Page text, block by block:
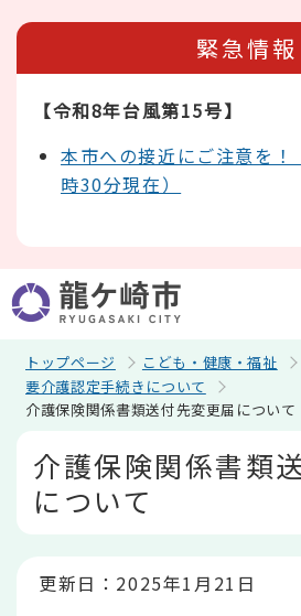
緊急情報
【令和8年台風第15号】
本市への接近にご注意を
時30分現在）
トップページ こども・健康・福祉
要介護認定手続きについて
介護保険関係書類送付先変更届について
介護保険関係書類
について
更新日：2025年1月21日